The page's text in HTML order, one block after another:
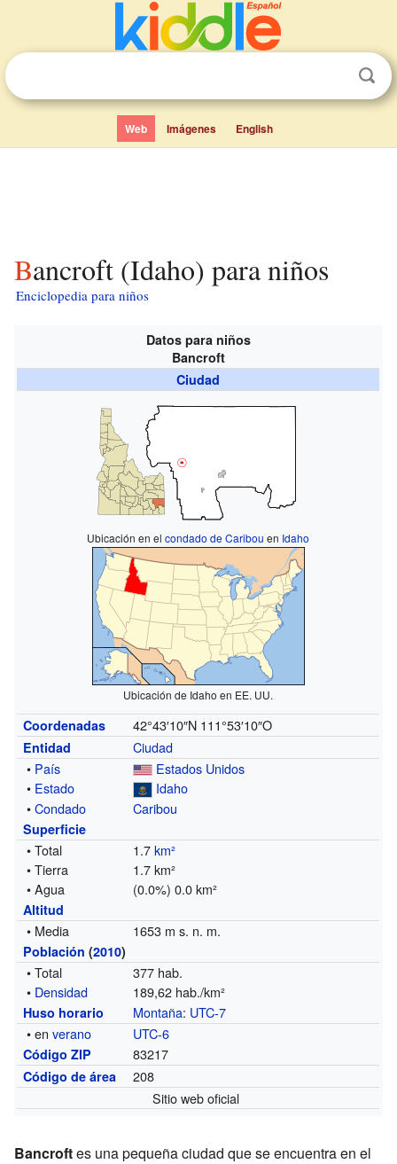
Web Imágenes English
Bancroft (Idaho) para niños
Enciclopedia para niños
Datos para niños
Bancroft
Ciudad
Ubicación en elcondado de Caribou en Idaho
Ubicación de Idaho en EE. UU.
Coordenadas 42°43′10″N 111°53′10″O
Entidad
Ciudad
• País
Estados Unidos
• Estado
Idaho
•Condado Caribou
Superficie
• Total 1.7km²
• Tierra
1.7 km²
• Agua
(0.0%) 0.0 km²
Altitud
• Media 1653 m s. n. m.
Población (2010)
• Total
377 hab.
• Densidad 189,62 hab./km²
Huso horario Montaña: UTC-7
• enverano UTC-6
Código ZIP 83217
Código de área
208
Sitio web oficial
Bancroftes una pequeña ciudad que se encuentra en el